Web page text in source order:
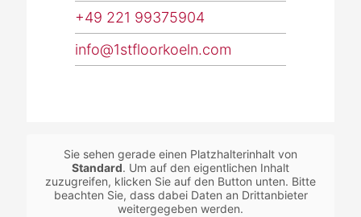
+49 221 99375904
info@1stfloorkoeln.com
Sie sehen gerade einen Platzhalterinhalt von
Standard. Um auf den eigentlichen Inhalt
zuzugreifen, klicken Sie auf den Button unten. Bitte
beachten Sie, dass dabei Daten an Drittanbieter
weitergegeben werden.